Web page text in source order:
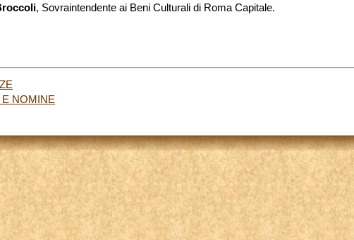
, Sovraintendente ai Beni Culturali di Roma Capitale.
NOMINE